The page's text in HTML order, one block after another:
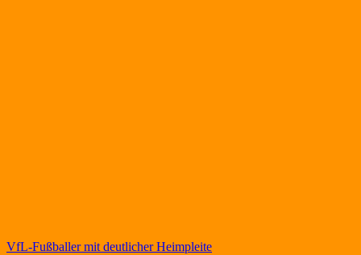
Beitragsnavigation
VfL-Fußballer mit deutlicher Heimpleite